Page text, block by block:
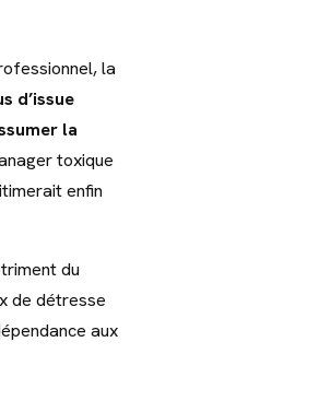
la
d’issue
la
toxique
enfin
du
de détresse
aux